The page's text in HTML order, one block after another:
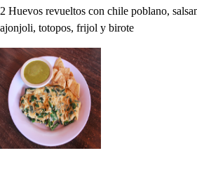
2 Huevos revueltos con chile poblano,
ajonjoli, totopos, frijol y birote